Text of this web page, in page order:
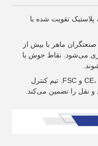
پلاستیک تقویت شده با
ماهر با بیش از
می‌شود. نقاط جوش با
دارای گواهینامه CE، GCC و FSC. تیم کنترل
نقل را تضمین می‌کند.